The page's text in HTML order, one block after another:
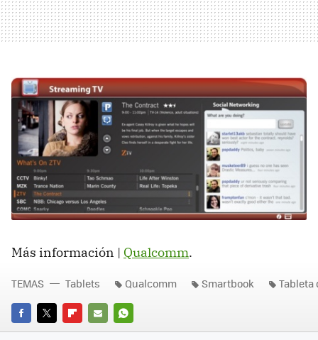
Más información | Qualcomm.
FACEBOOK
TWITTERFLIPBOARD
E-
WHATSAPP
TEMAS Tablets Qualcomm Smartbook Tableta